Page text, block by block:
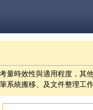
量時效性與適用程度，其
系統搬移、及文件整理工